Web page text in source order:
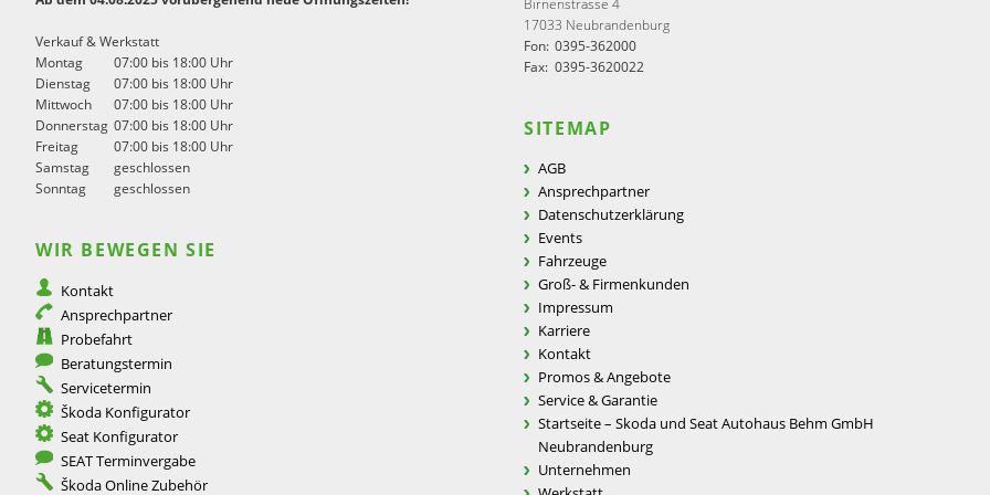
Verkauf & Werkstatt
Montag
07:00 bis 18:00 Uhr
Dienstag
07:00 bis 18:00 Uhr
Mittwoch
07:00 bis 18:00 Uhr
Donnerstag 07:00 bis 18:00 Uhr
Freitag
07:00 bis 18:00 Uhr
Samstag
geschlossen
Sonntag
geschlossen
WIR BEWEGEN SIE
Kontakt
Ansprechpartner
Probefahrt
Beratungstermin
Servicetermin
Škoda Konfigurator
Seat Konfigurator
SEAT Terminvergabe
Škoda Online Zubehör
Birnenstrasse 4
17033 Neubrandenburg
Fon: 0395-362000
Fax: 0395-3620022
SITEMAP
AGB
Ansprechpartner
Datenschutzerklärung
Events
Fahrzeuge
Groß- & Firmenkunden
Impressum
Karriere
Kontakt
Promos & Angebote
Service & Garantie
Startseite – Skoda und Seat Autohaus Behm GmbH
Neubrandenburg
Unternehmen